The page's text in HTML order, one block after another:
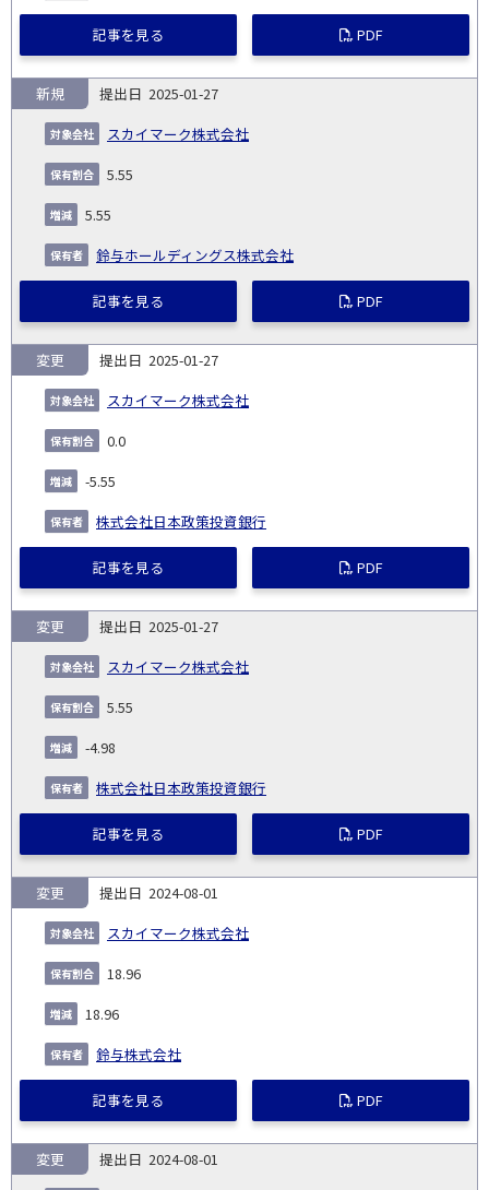
記事を見る PDF
2025-01-27
スカイマーク株式会社
新規
5.55
5.55
鈴与ホールディングス株式会社
記事を見る PDF
2025-01-27
スカイマーク株式会社
変更
0.0
-5.55
株式会社日本政策投資銀行
記事を見る PDF
2025-01-27
スカイマーク株式会社
変更
5.55
-4.98
株式会社日本政策投資銀行
記事を見る PDF
2024-08-01
スカイマーク株式会社
変更
18.96
18.96
鈴与株式会社
記事を見る PDF
2024-08-01
変更